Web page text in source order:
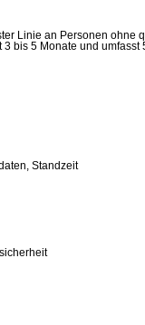
Linie an Personen
bis 5 Monate und
Standzeit